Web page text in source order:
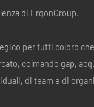
di ErgonGroup.
per tutti coloro
colmando gap,
di team e di